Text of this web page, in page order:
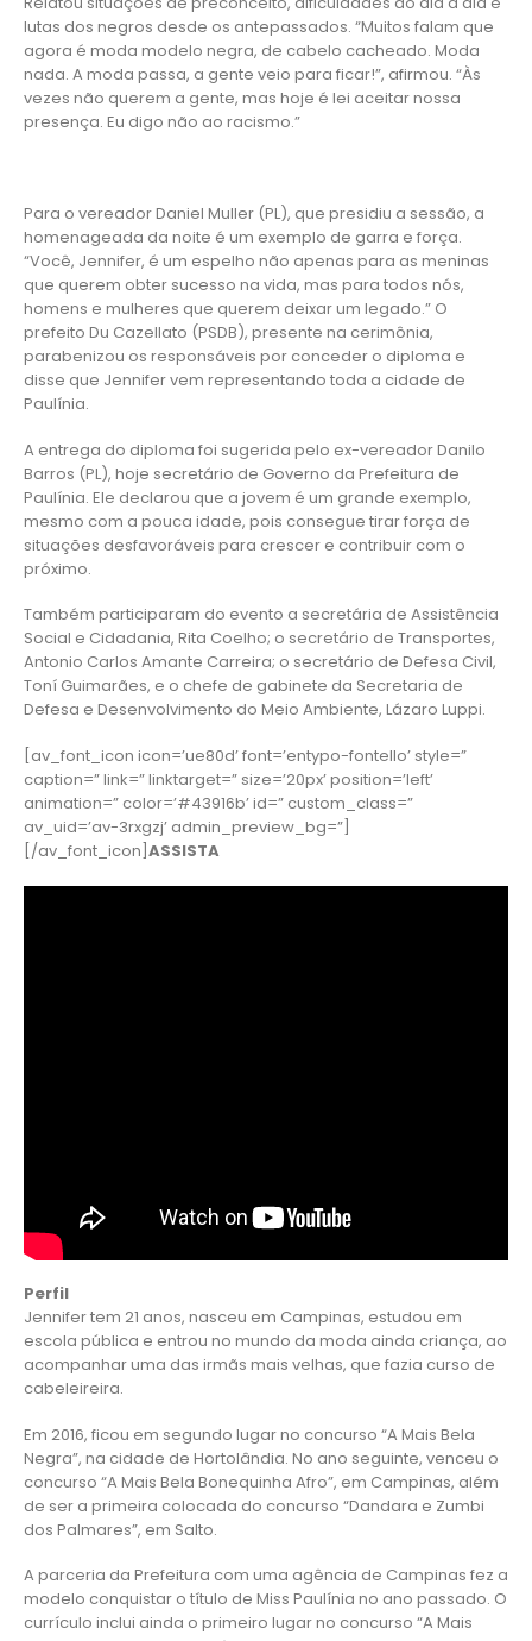
lutas dos negros desde os antepassados. “Muitos falam que
agora é moda modelo negra, de cabelo cacheado. Moda
nada. A moda passa, a gente veio para ficar!”, afirmou. “Às
vezes não querem a gente, mas hoje é lei aceitar nossa
presença. Eu digo não ao racismo.”
Para o vereador Daniel Muller (PL), que presidiu a sessão, a
homenageada da noite é um exemplo de garra e força.
“Você, Jennifer, é um espelho não apenas para as meninas
que querem obter sucesso na vida, mas para todos nós,
homens e mulheres que querem deixar um legado.” O
prefeito Du Cazellato (PSDB), presente na cerimônia,
parabenizou os responsáveis por conceder o diploma e
disse que Jennifer vem representando toda a cidade de
Paulínia.
A entrega do diploma foi sugerida pelo ex-vereador Danilo
Barros (PL), hoje secretário de Governo da Prefeitura de
Paulínia. Ele declarou que a jovem é um grande exemplo,
mesmo com a pouca idade, pois consegue tirar força de
situações desfavoráveis para crescer e contribuir com o
próximo.
Também participaram do evento a secretária de Assistência
Social e Cidadania, Rita Coelho; o secretário de Transportes,
Antonio Carlos Amante Carreira; o secretário de Defesa Civil,
Toní Guimarães, e o chefe de gabinete da Secretaria de
Defesa e Desenvolvimento do Meio Ambiente, Lázaro Luppi.
[av_font_icon icon=’ue80d’ font=’entypo-fontello’ style=”
caption=” link=” linktarget=” size=’20px’ position=’left’
animation=” color=’#43916b’ id=” custom_class=”
av_uid=’av-3rxgzj’ admin_preview_bg=”]
[/av_font_icon]ASSISTA
Perfil
Jennifer tem 21 anos, nasceu em Campinas, estudou em
escola pública e entrou no mundo da moda ainda criança, ao
acompanhar uma das irmãs mais velhas, que fazia curso de
cabeleireira.
Em 2016, ficou em segundo lugar no concurso “A Mais Bela
Negra”, na cidade de Hortolândia. No ano seguinte, venceu o
concurso “A Mais Bela Bonequinha Afro”, em Campinas, além
de ser a primeira colocada do concurso “Dandara e Zumbi
dos Palmares”, em Salto.
A parceria da Prefeitura com uma agência de Campinas fez a
modelo conquistar o título de Miss Paulínia no ano passado. O
currículo inclui ainda o primeiro lugar no concurso “A Mais